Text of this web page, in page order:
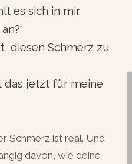
es sich in mir
diesen Schmerz zu
das jetzt für meine
Schmerz ist real. Und
davon, wie deine